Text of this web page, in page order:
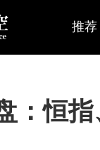
推荐
：恒